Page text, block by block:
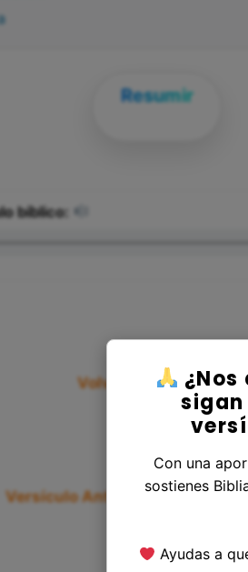
Resumir
bíblico:
Volver al Libro Éxodo
Versículo Anterior|Versículo
Con una
sostienes
Ayudas a